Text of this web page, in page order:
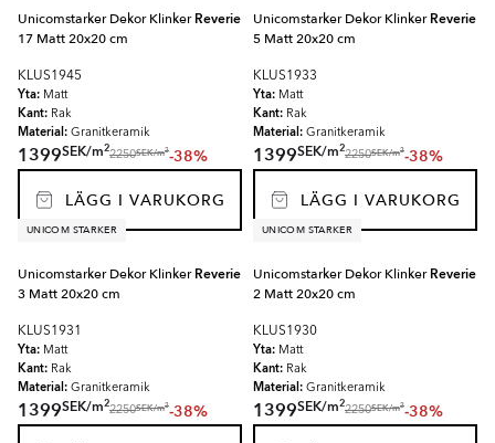
Unicomstarker Dekor KlinkerReverie
17 Matt 20x20 cm
KLUS1945
Yta: Matt
Kant: Rak
Material: Granitkeramik
1399SEK/m2
2250SEK/m2-38%
LÄGG I VARUKORG
Unicomstarker Dekor KlinkerReverie
5 Matt 20x20 cm
KLUS1933
Yta: Matt
Kant: Rak
Material: Granitkeramik
1399SEK/m2
2250SEK/m2-38%
LÄGG I VARUKORG
UNICOM STARKER
Unicomstarker Dekor KlinkerReverie
3 Matt 20x20 cm
KLUS1931
Yta: Matt
Kant: Rak
Material: Granitkeramik
1399SEK/m2
2250SEK/m2-38%
UNICOM STARKER
Unicomstarker Dekor KlinkerReverie
2 Matt 20x20 cm
KLUS1930
Yta: Matt
Kant: Rak
Material: Granitkeramik
1399SEK/m2
2250SEK/m2-38%